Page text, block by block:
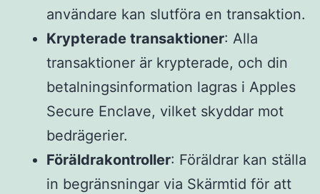
användare kan slutföra en transaktion.
Krypterade transaktioner: Alla
transaktioner är krypterade, och din
betalningsinformation lagras i Apples
Secure Enclave, vilket skyddar mot
bedrägerier.
Föräldrakontroller: Föräldrar kan ställa
in begränsningar via Skärmtid för att